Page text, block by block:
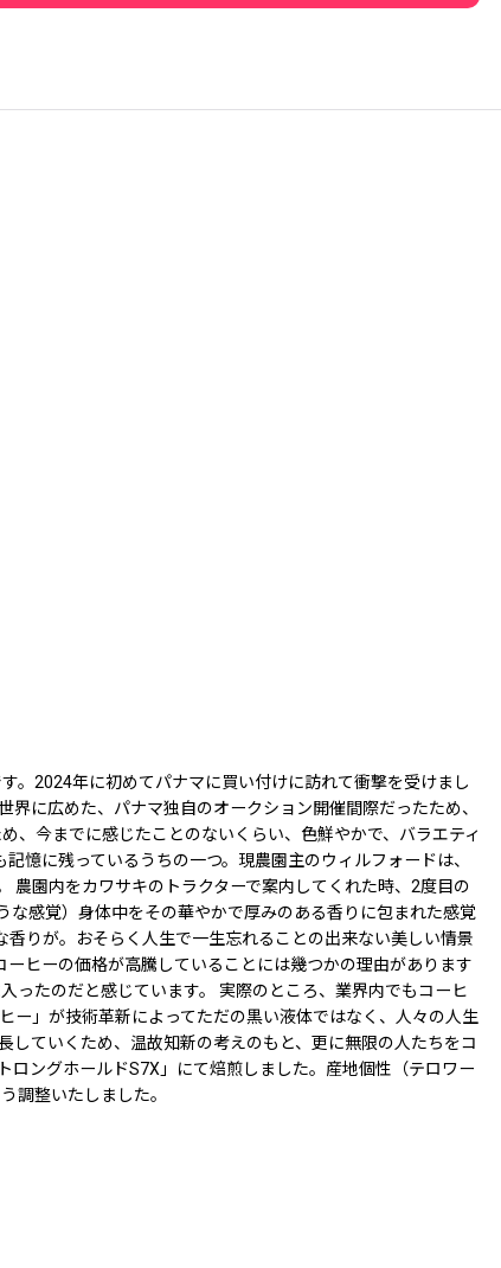
。2024年に初めてパナマに買い付けに訪れて衝撃を受けまし
に広めた、パナマ独自のオークション開催間際だったため、
、今までに感じたことのないくらい、色鮮やかで、バラエティ
憶に残っているうちの一つ。現農園主のウィルフォードは、
農園内をカワサキのトラクターで案内してくれた時、2度目の
感覚）身体中をその華やかで厚みのある香りに包まれた感覚
りが。おそらく人生で一生忘れることの出来ない美しい情景
ヒーの価格が高騰していることには幾つかの理由があります
ったのだと感じています。 実際のところ、業界内でもコーヒ
ー」が技術革新によってただの黒い液体ではなく、人々の人生
ていくため、温故知新の考えのもと、更に無限の人たちをコ
ングホールドS7X」にて焙煎しました。産地個性（テロワー
調整いたしました。